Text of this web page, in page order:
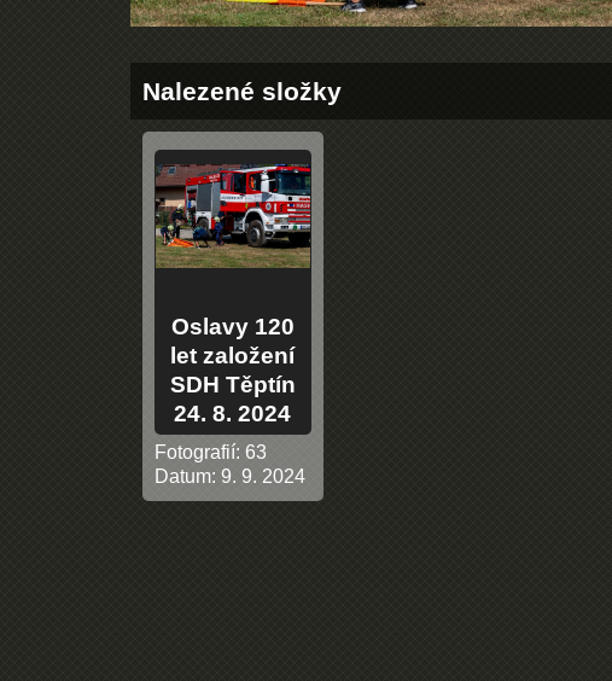
Nalezené složky
Oslavy 120
let založení
SDH Těptín
24. 8. 2024
Fotografií: 63
Datum: 9. 9. 2024